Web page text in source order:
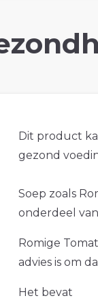
Dit product
gezond
Soep zoals
onderdeel
Romige
advies is om
Het bevat